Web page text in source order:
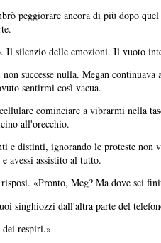
peggiorare ancora di più dopo
Il silenzio delle emozioni. Il vuoto
successe nulla. Megan
sentirmi così vacua.
cominciare a vibrarmi nella
all'orecchio.
e distinti, ignorando le proteste
avessi assistito al tutto.
«Pronto, Meg? Ma dove sei
singhiozzi dall'altra parte del
dei respiri.»